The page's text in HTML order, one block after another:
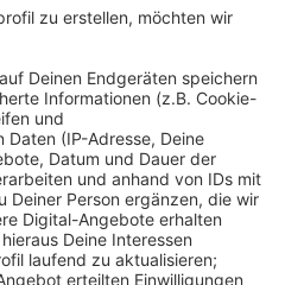
nötig. Kommenden
noch eine Impfaktion am
bis 2 Uhr nachts. In
bisher
gibt es
Infektionen - und das
Alle mobile
06:51